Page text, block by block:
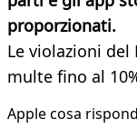
proporzionati.
Le violazioni del
multe fino al
Apple cosa